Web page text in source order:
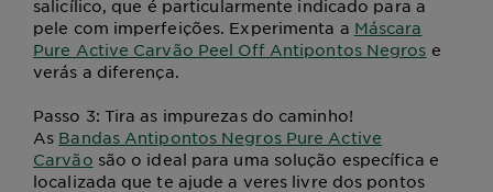
salicílico, que é particularmente indicado para a
pele com imperfeições. Experimenta a Máscara
Pure Active Carvão Peel Off Antipontos Negros e
verás a diferença.
Passo 3: Tira as impurezas do caminho!
As Bandas Antipontos Negros Pure Active
Carvão são o ideal para uma solução específica e
localizada que te ajude a veres livre dos pontos